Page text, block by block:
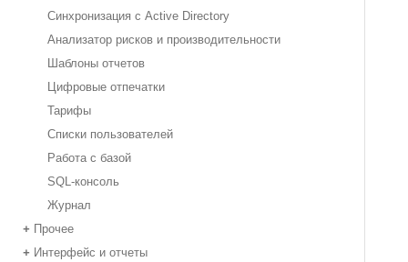
Синхронизация с Active Directory
Анализатор рисков и производительности
Шаблоны отчетов
Цифровые отпечатки
Тарифы
Списки пользователей
Работа с базой
SQL-консоль
Журнал
+ Прочее
+ Интерфейс и отчеты